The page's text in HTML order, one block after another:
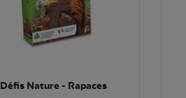
Défis Nature - Rapaces